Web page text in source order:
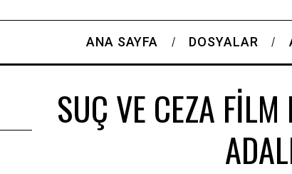
ANA SAYFA DOSYALAR
SUÇ VE CEZA FİLM